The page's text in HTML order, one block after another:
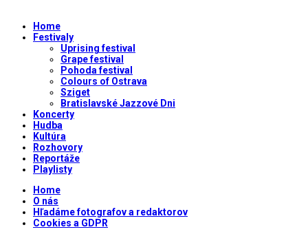
Home
Festivaly
Uprising festival
Grape festival
Pohoda festival
Colours of Ostrava
Sziget
Bratislavské Jazzové Dni
Koncerty
Hudba
Kultúra
Rozhovory
Reportáže
Playlisty
Home
O nás
Hľadáme fotografov a redaktorov
Cookies a GDPR